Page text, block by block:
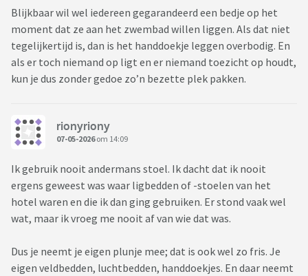
Blijkbaar wil wel iedereen gegarandeerd een bedje op het
moment dat ze aan het zwembad willen liggen. Als dat niet
tegelijkertijd is, dan is het handdoekje leggen overbodig. En
als er toch niemand op ligt en er niemand toezicht op houdt,
kun je dus zonder gedoe zo’n bezette plek pakken.
rionyriony
07-05-2026om 14:09
Ik gebruik nooit andermans stoel. Ik dacht dat ik nooit
ergens geweest was waar ligbedden of -stoelen van het
hotel waren en die ik dan ging gebruiken. Er stond vaak wel
wat, maar ik vroeg me nooit af van wie dat was.
Dus je neemt je eigen plunje mee; dat is ook wel zo fris. Je
eigen veldbedden, luchtbedden, handdoekjes. En daar neemt